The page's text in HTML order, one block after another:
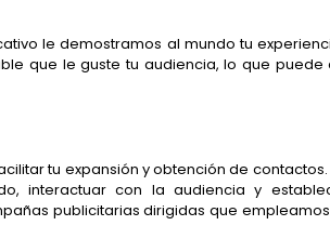
le demostramos al mundo tu
que le guste tu audiencia, lo que puede
tu expansión y obtención de
interactuar con la audiencia y
publicitarias dirigidas que